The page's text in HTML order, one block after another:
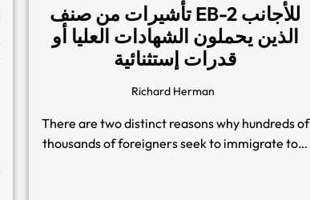
تأشيرات من صنف EB-2 للأجانب
الذين يحملون الشهادات العليا أو
قدرات إستثنائية
Richard Herman
There are two distinct reasons why hundreds of
thousands of foreigners seek to immigrate to…